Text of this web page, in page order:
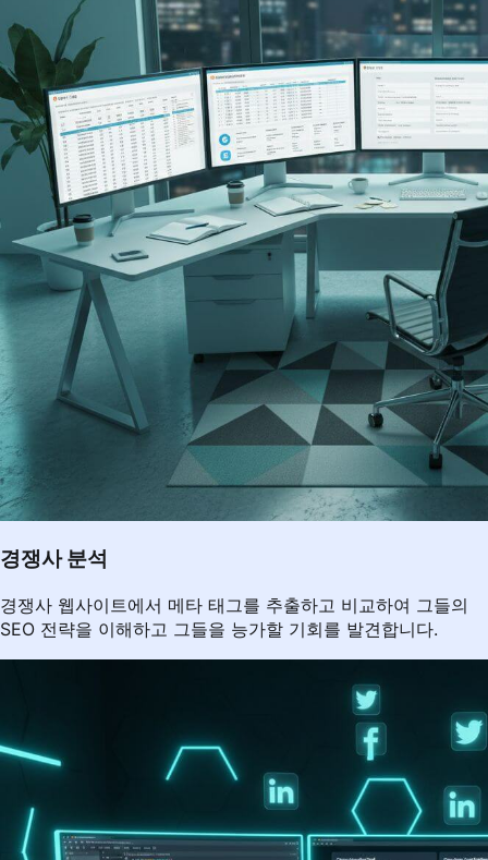
경쟁사 분석
경쟁사 웹사이트에서 메타 태그를 추출하고 비교하여 그들의
SEO 전략을 이해하고 그들을 능가할 기회를 발견합니다.